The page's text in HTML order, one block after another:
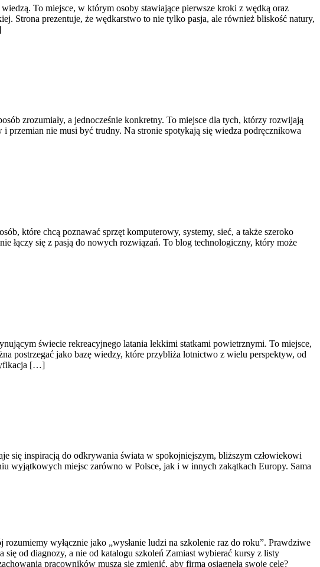
To miejsce, w którym osoby stawiające pierwsze kroki z wędką oraz
Strona prezentuje, że wędkarstwo to nie tylko pasja, ale również bliskość natury,
zrozumiały, a jednocześnie konkretny. To miejsce dla tych, którzy rozwijają
nie musi być trudny. Na stronie spotykają się wiedza podręcznikowa
które chcą poznawać sprzęt komputerowy, systemy, sieć, a także szeroko
łączy się z pasją do nowych rozwiązań. To blog technologiczny, który może
świecie rekreacyjnego latania lekkimi statkami powietrznymi. To miejsce,
postrzegać jako bazę wiedzy, które przybliża lotnictwo z wielu perspektyw, od
[…]
się inspiracją do odkrywania świata w spokojniejszym, bliższym człowiekowi
wyjątkowych miejsc zarówno w Polsce, jak i w innych zakątkach Europy. Sama
wyłącznie jako „wysłanie ludzi na szkolenie raz do roku”. Prawdziwe
od diagnozy, a nie od katalogu szkoleń Zamiast wybierać kursy z listy
pracowników muszą się zmienić, aby firma osiągnęła swoje cele?